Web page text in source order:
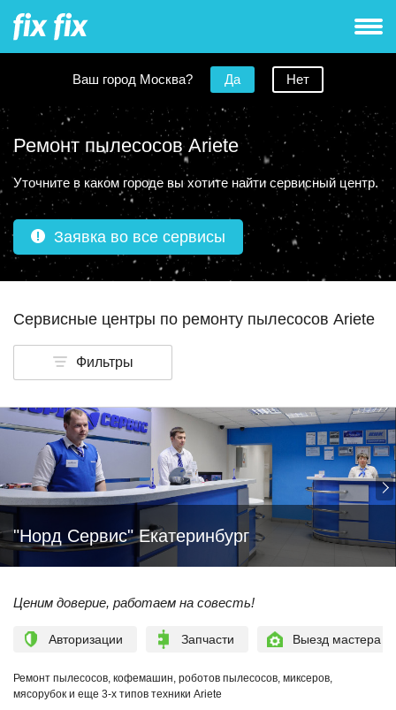
Ваш город Москва? Да Нет
Ремонт пылесосов Ariete
Уточните в каком городе вы хотите найти сервисный центр.
Заявка во все сервисы
Сервисные центры по ремонту пылесосов Ariete
Фильтры
"Норд Сервис" Екатеринбург
Ценим доверие, работаем на совесть!
Авторизации Запчасти Выезд мастера
Ремонт пылесосов, кофемашин, роботов пылесосов, миксеров,
мясорубок и еще 3-х типов техники Ariete